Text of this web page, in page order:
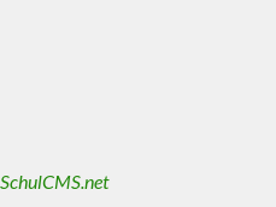
SchulCMS.net